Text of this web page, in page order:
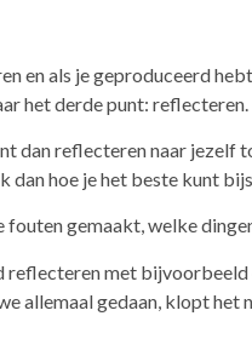
en als je geproduceerd
het derde punt: reflecteren.
dan reflecteren naar jezelf
dan hoe je het beste kunt
gemaakt, welke
reflecteren met bijvoorbeeld
allemaal gedaan, klopt het